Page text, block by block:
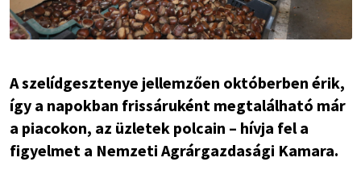
A szelídgesztenye jellemzően októberben érik,
így a napokban frissáruként megtalálható már
a piacokon, az üzletek polcain – hívja fel a
figyelmet a Nemzeti Agrárgazdasági Kamara.